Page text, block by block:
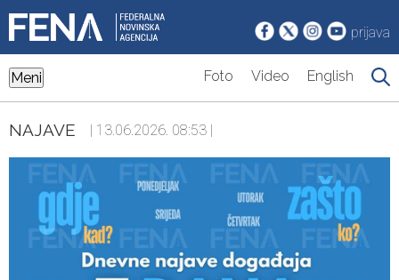
prijava
Meni Foto Video English
NAJAVE | 13.06.2026. 08:53 |